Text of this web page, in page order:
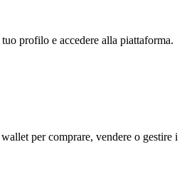
profilo e accedere alla piattaforma.
per comprare, vendere o gestire i